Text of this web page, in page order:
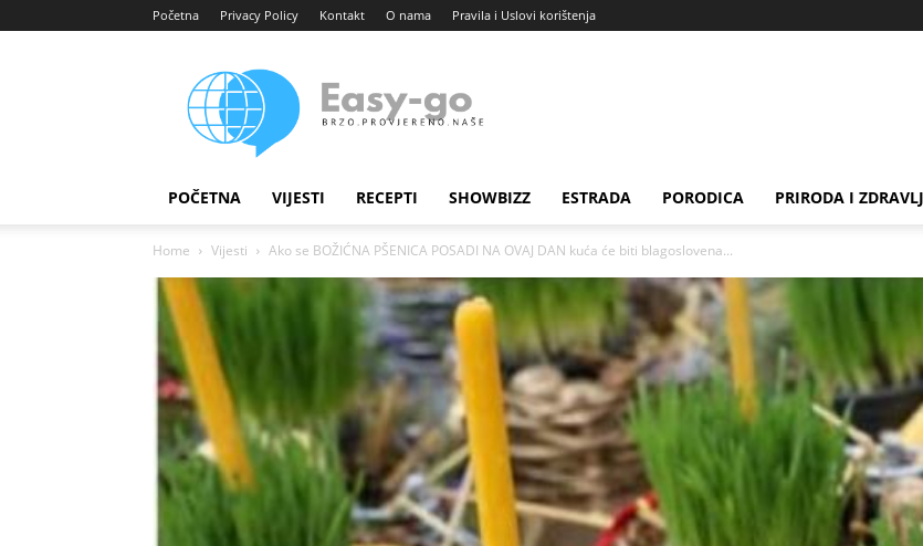
Početna Privacy Policy Kontakt O nama Pravila i Uslovi korištenja
portal
POČETNA VIJESTI RECEPTI SHOWBIZZ ESTRADA PORODICA PRIRODA I
Home Vijesti Ako se BOŽIĆNA PŠENICA POSADI NA OVAJ DAN kuća će biti blagoslovena...